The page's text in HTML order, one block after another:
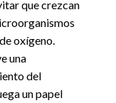
que crezcan
oxígeno.
una
del
un papel